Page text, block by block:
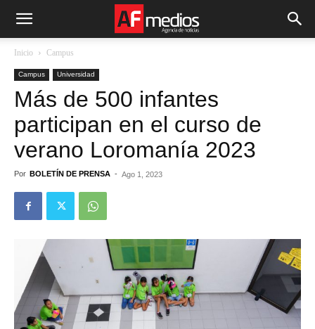
Inicio Campus
Campus Universidad
Más de 500 infantes
participan en el curso de
verano Loromanía 2023
Por BOLETÍN DE PRENSA - Ago 1, 2023